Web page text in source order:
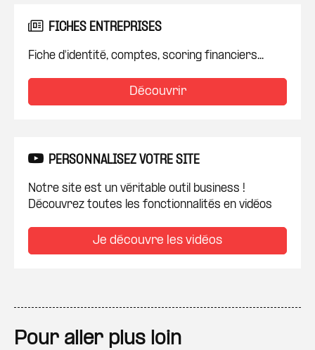
FICHES ENTREPRISES
Fiche d'identité, comptes, scoring financiers...
Découvrir
PERSONNALISEZ VOTRE SITE
Notre site est un véritable outil business !
Découvrez toutes les fonctionnalités en vidéos
Je découvre les vidéos
Pour aller plus loin